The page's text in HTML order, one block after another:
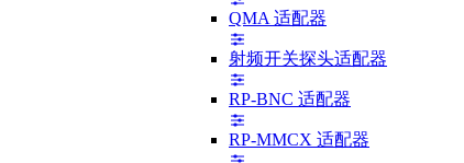
QMA 适配器
射频开关探头适配器
RP-BNC 适配器
RP-MMCX 适配器